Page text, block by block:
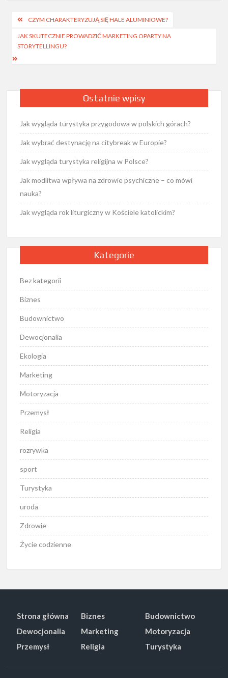
Nawigacja
wpisu
CZYM CHARAKTERYZUJĄ SIĘ HALE ALUMINIOWE?
JAK SKUTECZNIE PROWADZIĆ MARKETING OPARTY NA
STORYTELLINGU?
Ostatnie wpisy
Jak wygląda turystyka przygodowa w polskich górach?
Jak wybrać destynację na citybreak w Europie?
Jak wygląda turystyka religijna w Polsce?
Jak modlitwa wpływa na zdrowie psychiczne – co mówi
nauka?
Jak wygląda rok liturgiczny w Kościele katolickim?
Kategorie
Bez kategorii
Biznes
Budownictwo
Dewocjonalia
Ekologia
Marketing
Motoryzacja
Przemysł
Religia
rozrywka
sport
Turystyka
uroda
Zdrowie
Życie codzienne
Strona główna Biznes
Budownictwo
Dewocjonalia
Marketing
Motoryzacja
Przemysł
Religia Turystyka